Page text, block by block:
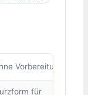
Vorbereitung
für